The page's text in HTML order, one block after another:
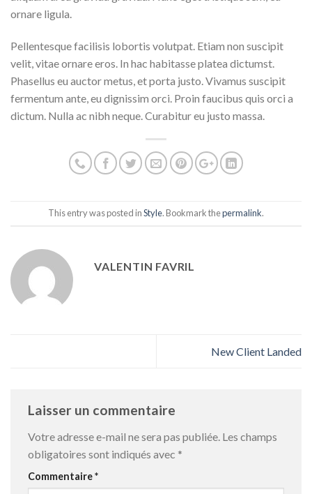
ornare ligula.
Pellentesque facilisis lobortis volutpat. Etiam non suscipit
velit, vitae ornare eros. In hac habitasse platea dictumst.
Phasellus eu auctor metus, et porta justo. Vivamus suscipit
fermentum ante, eu dignissim orci. Proin faucibus quis orci a
dictum. Nulla ac nibh neque. Curabitur eu justo massa.
This entry was posted inStyle. Bookmark thepermalink.
VALENTIN FAVRIL
New Client Landed
Laisser un commentaire
Votre adresse e-mail ne sera pas publiée. Les champs
obligatoires sont indiqués avec *
Commentaire*